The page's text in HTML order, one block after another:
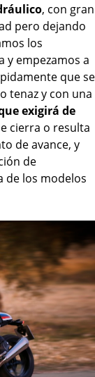
, con gran
pero dejando
los
y empezamos a
que se
tenaz y con una
exigirá de
cierra o resulta
de avance, y
de
de los modelos